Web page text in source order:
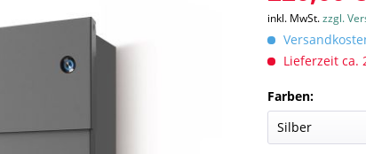
inkl. MwSt.zzgl.
Lieferzeit ca.
Farben: